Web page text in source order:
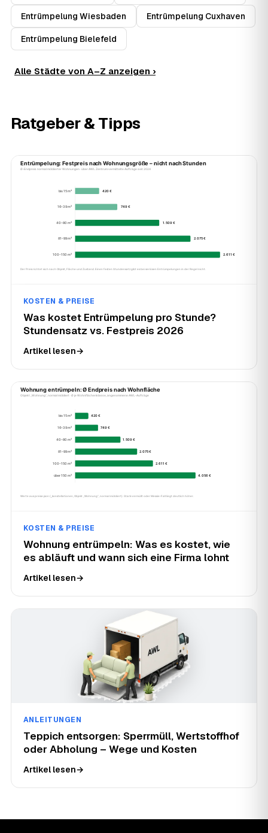
Entrümpelung Wiesbaden Entrümpelung Cuxhaven
Entrümpelung Bielefeld
Alle Städte von A–Z anzeigen ›
Ratgeber & Tipps
KOSTEN & PREISE
Was kostet Entrümpelung pro Stunde?
Stundensatz vs. Festpreis 2026
Artikel lesen→
KOSTEN & PREISE
Wohnung entrümpeln: Was es kostet, wie
es abläuft und wann sich eine Firma lohnt
Artikel lesen→
ANLEITUNGEN
Teppich entsorgen: Sperrmüll, Wertstoffhof
oder Abholung – Wege und Kosten
Artikel lesen→